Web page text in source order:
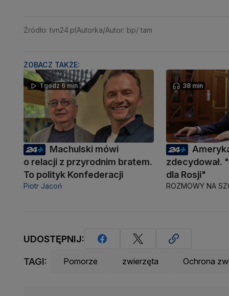
Źródło: tvn24.plAutorka/Autor: bp/ tam
ZOBACZ TAKŻE:
1 godz 6 min
Machulski mówi
o relacji z przyrodnim bratem.
To polityk Konfederacji
Piotr Jacoń
38 min
zdecydował.
dla Rosji"
ROZMOWY NA
UDOSTĘPNIJ:
TAGI: Pomorze zwierzęta Ochrona